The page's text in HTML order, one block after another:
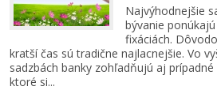
Najvýhodnejšie
bývanie
fixáciách.
kratší čas sú tradične najlacnejšie. Vo
sadzbách banky zohľadňujú aj
ktoré si...